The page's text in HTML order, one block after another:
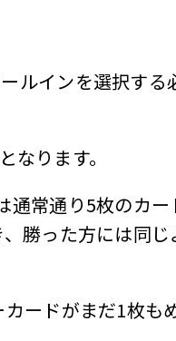
ルインを選択する
ります。
通常通り5枚のカ
勝った方には同
ードがまだ1枚も